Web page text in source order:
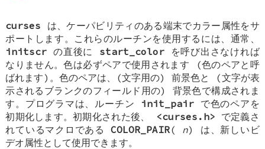
curses は、ケーパビリティのある端末でカラー属性をサ
ポートします。これらのルーチンを使用するには、通常、
initscr の直後に start_colorを呼び出さなければ
なりません。色は必ずペアで使用されます (色のペアと呼
ばれます)。色のペアは、(文字用の) 前景色と (文字が表
示されるブランクのフィールド用の) 背景色で構成されま
す。プログラマは、ルーチン init_pair で色のペアを
初期化します。初期化された後、
<curses.h> で定義さ
れているマクロであるCOLOR_PAIR( n) は、新しいビ
デオ属性として使用できます。